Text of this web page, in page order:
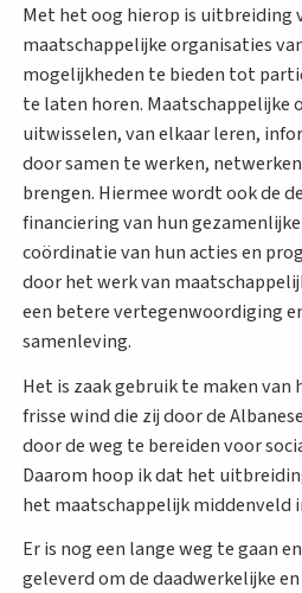
Met het oog hierop is uitbreiding
maatschappelijke organisaties
mogelijkheden te bieden tot
te laten horen. Maatschappelijke
uitwisselen, van elkaar leren,
door samen te werken,
brengen. Hiermee wordt ook de
financiering van hun
coördinatie van hun acties en
door het werk van
een betere vertegenwoordiging
samenleving.
Het is zaak gebruik te maken
frisse wind die zij door de
door de weg te bereiden voor
Daarom hoop ik dat het
het maatschappelijk middenveld
Er is nog een lange weg te gaan
geleverd om de daadwerkelijke